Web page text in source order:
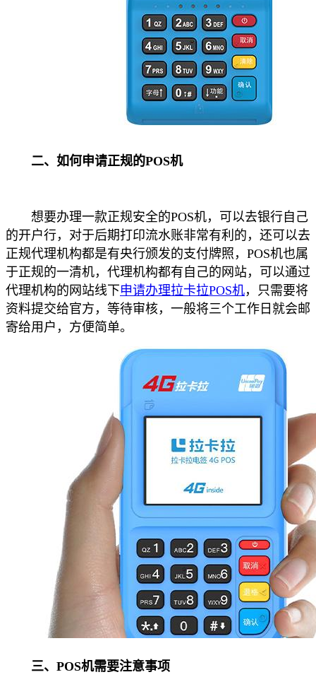
二、如何申请正规的POS机
想要办理一款正规安全的POS机，可以去银行自己
的开户行，对于后期打印流水账非常有利的，还可以去
正规代理机构都是有央行颁发的支付牌照，POS机也属
于正规的一清机，代理机构都有自己的网站，可以通过
代理机构的网站线下申请办理拉卡拉POS机，只需要将
资料提交给官方，等待审核，一般将三个工作日就会邮
寄给用户，方便简单。
三、POS机需要注意事项